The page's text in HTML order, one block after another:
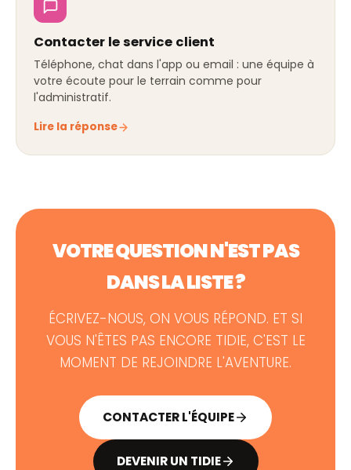
Contacter le service client
Téléphone, chat dans l'app ou email : une équipe à
votre écoute pour le terrain comme pour
l'administratif.
Lire la réponse
VOTRE QUESTION N'EST PAS
DANS LA LISTE ?
ÉCRIVEZ-NOUS, ON VOUS RÉPOND. ET SI
VOUS N'ÊTES PAS ENCORE TIDIE, C'EST LE
MOMENT DE REJOINDRE L'AVENTURE.
CONTACTER L'ÉQUIPE
DEVENIR UN TIDIE